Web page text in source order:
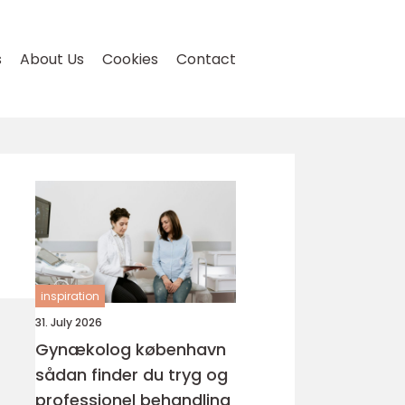
About Us Cookies Contact
inspiration
31. July 2026
Gynækolog københavn
sådan finder du tryg og
professionel behandling